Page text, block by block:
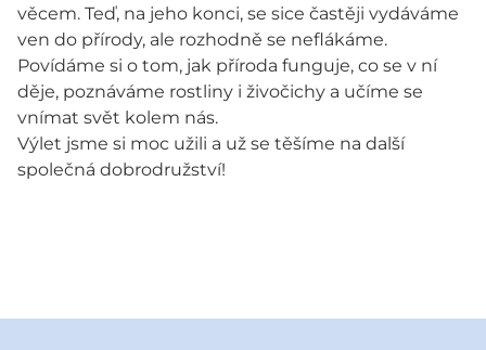
věcem. Teď, na jeho konci, se sice častěji vydáváme
ven do přírody, ale rozhodně se neflákáme.
Povídáme si o tom, jak příroda funguje, co se v ní
děje, poznáváme rostliny i živočichy a učíme se
vnímat svět kolem nás.
Výlet jsme si moc užili a už se těšíme na další
společná dobrodružství!